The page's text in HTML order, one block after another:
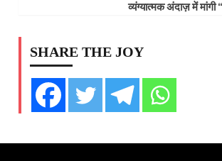
व्यंग्यात्मक अंदाज़ में मांगी
SHARE THE JOY